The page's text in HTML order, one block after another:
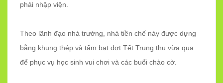
phải nhập viện.
Theo lãnh đạo nhà trường, nhà tiền chế này được dựng
bằng khung thép và tấm bạt đợt Tết Trung thu vừa qua
để phục vụ học sinh vui chơi và các buổi chào cờ.